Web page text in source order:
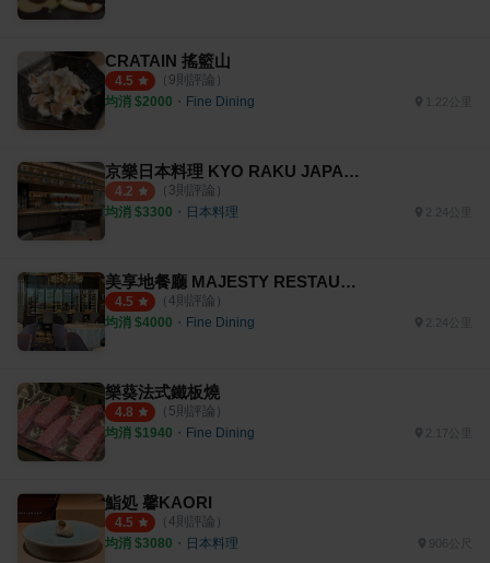
CRATAIN 搖籃山
4.5 （ 9則評論）
均消 $2000 ・ Fine Dining 1.22公里
京樂日本料理 KYO RAKU JAPANESE CUISINE ＆ HOT POT
4.2 （ 3則評論）
均消 $3300 ・ 日本料理 2.24公里
美享地餐廳 MAJESTY RESTAURANT
4.5 （ 4則評論）
均消 $4000 ・ Fine Dining 2.24公里
樂葵法式鐵板燒
4.8 （ 5則評論）
均消 $1940 ・ Fine Dining 2.17公里
鮨処 馨KAORI
4.5 （ 4則評論）
均消 $3080 ・ 日本料理